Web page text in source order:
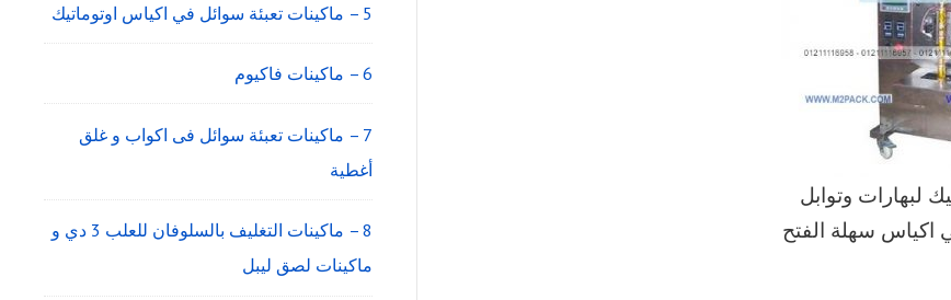
لبهارات وتوابل
اكياس سهلة الفتح
5 – ماكينات تعبئة سوائل في اكياس اوتوماتيك
6 – ماكينات فاكيوم
7 – ماكينات تعبئة سوائل فى اكواب و غلق
أغطية
8 – ماكينات التغليف بالسلوفان للعلب 3 دي و
ماكينات لصق ليبل